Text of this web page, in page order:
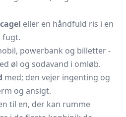
eller en håndfuld ris i en
fugt.
powerbank og billetter -
øl og sodavand i omløb.
med; den vejer ingenting og
og ansigt.
til en, der kan rumme